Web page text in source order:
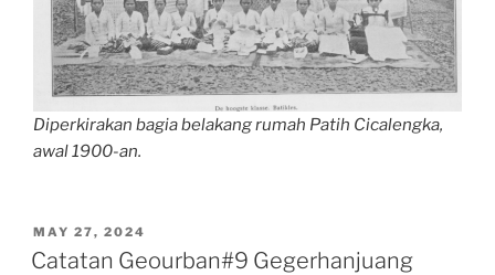
Diperkirakan bagia belakang rumah Patih Cicalengka,
awal 1900-an.
POSTED
ON
MAY 27, 2024
Catatan Geourban#9 Gegerhanjuang